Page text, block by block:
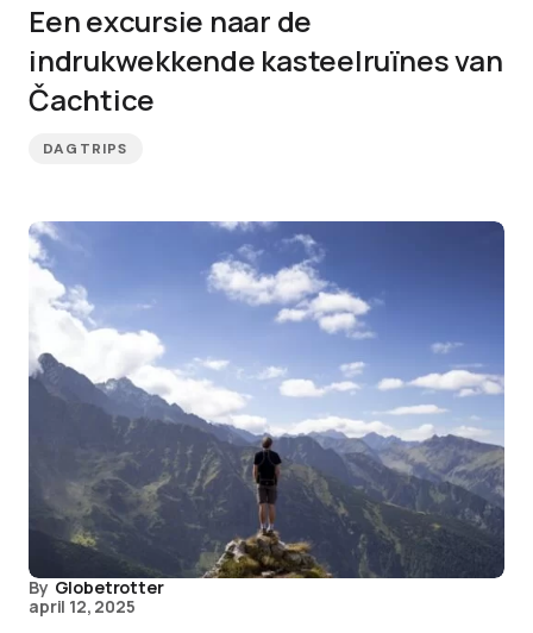
Een excursie naar de
indrukwekkende kasteelruïnes van
Čachtice
DAGTRIPS
By Globetrotter
april 12, 2025